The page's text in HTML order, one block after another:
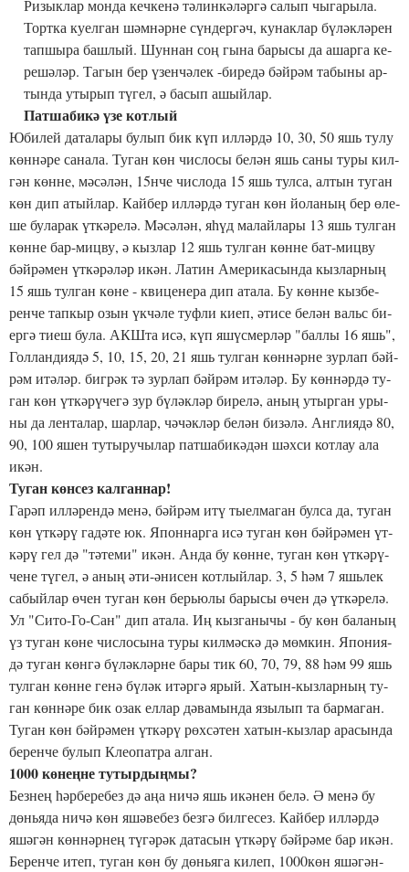
Ри­зык­лар мон­да кеч­ке­нә тә­лин­кә­ләр­гә са­лып чы­га­ры­ла.
Торт­ка ку­ел­ган шәм­нәр­не сүн­дер­гәч, ку­нак­лар бү­ләк­лә­рен
тап­шы­ра баш­лый. Шун­нан соң гы­на ба­ры­сы да ашар­га ке­
ре­шә­ләр. Та­гын бер үзен­чә­лек -би­ре­дә бәй­рәм та­бы­ны ар­
тын­да уты­рып тү­гел, ә ба­сып ашый­лар.
Пат­ша­би­кә үзе кот­лый
Юби­лей да­та­ла­ры бу­лып бик күп ил­ләр­дә 10, 30, 50 яшь ту­лу
көн­нә­ре са­на­ла. Ту­ган көн чис­ло­сы бе­лән яшь са­ны ту­ры кил­
гән көн­не, мә­сә­лән, 15нче чис­ло­да 15 яшь тул­са, ал­тын ту­ган
көн дип атый­лар. Кай­бер ил­ләр­дә ту­ган көн йо­ла­ның бер өле­
ше бу­ла­рак үт­кә­ре­лә. Мә­сә­лән, яһүд ма­лай­ла­ры 13 яшь тул­ган
көн­не бар-миц­ву, ә кыз­лар 12 яшь тул­ган көн­не бат-миц­ву
бәй­рә­мен үт­кә­рә­ләр икән. Ла­тин Аме­ри­ка­сын­да кыз­лар­ның
15 яшь тул­ган кө­не - кви­це­не­ра дип ата­ла. Бу көн­не кыз­бе­
рен­че тап­кыр озын үк­чә­ле туф­ли ки­еп, әти­се бе­лән вальс би­
ер­гә ти­еш бу­ла. АКШ­та исә, күп яшүс­мер­ләр "бал­лы 16 яшь",
Гол­лан­ди­я­дә 5, 10, 15, 20, 21 яшь тул­ган көн­нәр­не зур­лап бәй­
рәм итә­ләр. биг­рәк тә зур­лап бәй­рәм итә­ләр. Бу көн­нәр­дә ту­
ган көн үт­кә­рү­че­гә зур бү­ләк­ләр би­ре­лә, аның утыр­ган уры­
ны да лен­та­лар, шар­лар, чә­чәк­ләр бе­лән би­зә­лә. Анг­ли­я­дә 80,
90, 100 яшен ту­ты­ру­чы­лар пат­ша­би­кә­дән шәх­си кот­лау ала
икән.
Ту­ган көн­сез кал­ган­нар!
Га­рәп ил­лә­рен­дә ме­нә, бәй­рәм итү ты­ел­ма­ган бул­са да, ту­ган
көн үт­кә­рү га­дә­те юк. Япон­нар­га исә ту­ган көн бәй­рә­мен үт­
кә­рү гел дә "тә­те­ми" икән. Ан­да бу көн­не, ту­ган көн үт­кә­рү­
че­не тү­гел, ә аның әти-әни­сен кот­лый­лар. 3, 5 һәм 7 яшь­лек
са­бый­лар өчен ту­ган көн берь­ю­лы ба­ры­сы өчен дә үт­кә­ре­лә.
Ул "Си­то-Го-Сан" дип ата­ла. Иң кыз­га­ны­чы - бу көн ба­ла­ның
үз ту­ган кө­не чис­ло­сы­на ту­ры кил­мәс­кә дә мөм­кин. Япо­ни­я­
дә ту­ган көн­гә бү­ләк­ләр­не ба­ры тик 60, 70, 79, 88 һәм 99 яшь
тул­ган көн­не ге­нә бү­ләк итәр­гә ярый. Ха­тын-кыз­лар­ның ту­
ган көн­нә­ре бик озак ел­лар дә­ва­мын­да язы­лып та бар­ма­ган.
Ту­ган көн бәй­рә­мен үт­кә­рү рөх­сә­тен ха­тын-кыз­лар ара­сын­да
бе­рен­че бу­лып Кле­о­пат­ра ал­ган.
1000 кө­нең­не ту­тыр­дың­мы?
Без­нең һәр­бе­ре­без дә аңа ни­чә яшь икә­нен бе­лә. Ә ме­нә бу
дөнь­я­да ни­чә көн яшә­ве­без без­гә бил­ге­сез. Кай­бер ил­ләр­дә
яшә­гән көн­нәр­нең тү­гә­рәк да­та­сын үт­кә­рү бәй­рә­ме бар икән.
Бе­рен­че итеп, ту­ган көн бу дөнь­я­га ки­леп, 1000көн яшә­гән­